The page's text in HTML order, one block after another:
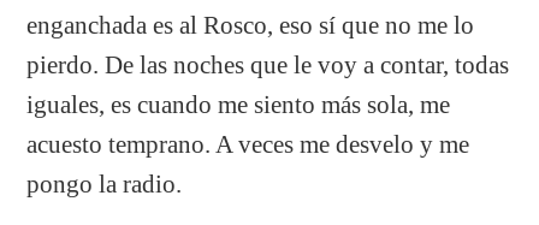
enganchada es al Rosco, eso sí que no me lo
pierdo. De las noches que le voy a contar, todas
iguales, es cuando me siento más sola, me
acuesto temprano. A veces me desvelo y me
pongo la radio.